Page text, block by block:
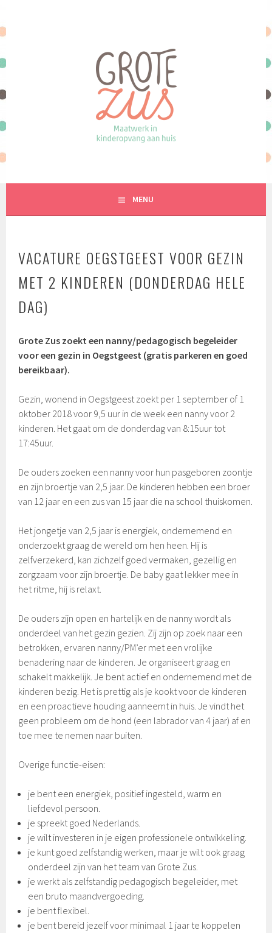
inhoud
MENU
VACATURE OEGSTGEEST VOOR GEZIN
MET 2 KINDEREN (DONDERDAG HELE
DAG)
Grote Zus zoekt een nanny/pedagogisch begeleider
voor een gezin in Oegstgeest (gratis parkeren en goed
bereikbaar).
Gezin, wonend in Oegstgeest zoekt per 1 september of 1
oktober 2018 voor 9,5 uur in de week een nanny voor 2
kinderen. Het gaat om de donderdag van 8:15uur tot
17:45uur.
De ouders zoeken een nanny voor hun pasgeboren zoontje
en zijn broertje van 2,5 jaar. De kinderen hebben een broer
van 12 jaar en een zus van 15 jaar die na school thuiskomen.
Het jongetje van 2,5 jaar is energiek, ondernemend en
onderzoekt graag de wereld om hen heen. Hij is
zelfverzekerd, kan zichzelf goed vermaken, gezellig en
zorgzaam voor zijn broertje. De baby gaat lekker mee in
het ritme, hij is relaxt.
De ouders zijn open en hartelijk en de nanny wordt als
onderdeel van het gezin gezien. Zij zijn op zoek naar een
betrokken, ervaren nanny/PM’er met een vrolijke
benadering naar de kinderen. Je organiseert graag en
schakelt makkelijk. Je bent actief en ondernemend met de
kinderen bezig. Het is prettig als je kookt voor de kinderen
en een proactieve houding aanneemt in huis. Je vindt het
geen probleem om de hond (een labrador van 4 jaar) af en
toe mee te nemen naar buiten.
Overige functie-eisen:
je bent een energiek, positief ingesteld, warm en
liefdevol persoon.
je spreekt goed Nederlands.
je wilt investeren in je eigen professionele ontwikkeling.
je kunt goed zelfstandig werken, maar je wilt ook graag
onderdeel zijn van het team van Grote Zus.
je werkt als zelfstandig pedagogisch begeleider, met
een bruto maandvergoeding.
je bent flexibel.
je bent bereid jezelf voor minimaal 1 jaar te koppelen